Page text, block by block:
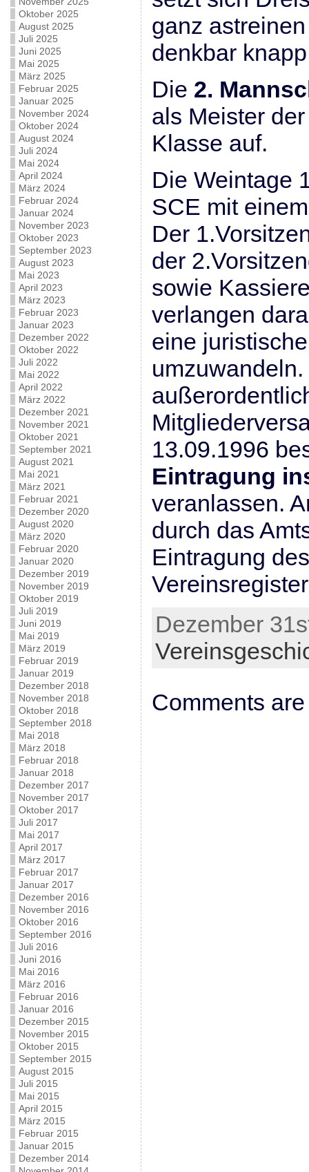
Oktober 2025
August 2025
Juli 2025
Juni 2025
Mai 2025
März 2025
Februar 2025
Januar 2025
November 2024
Oktober 2024
August 2024
Juli 2024
Mai 2024
April 2024
März 2024
Februar 2024
Januar 2024
November 2023
Oktober 2023
September 2023
August 2023
Mai 2023
April 2023
März 2023
Februar 2023
Januar 2023
Dezember 2022
Oktober 2022
Juli 2022
Mai 2022
April 2022
März 2022
Dezember 2021
November 2021
Oktober 2021
September 2021
August 2021
Mai 2021
März 2021
Februar 2021
Dezember 2020
August 2020
März 2020
Februar 2020
Januar 2020
Dezember 2019
November 2019
Oktober 2019
Juli 2019
Juni 2019
Mai 2019
März 2019
Februar 2019
Januar 2019
Dezember 2018
November 2018
Oktober 2018
September 2018
Mai 2018
März 2018
Februar 2018
Januar 2018
Dezember 2017
November 2017
Oktober 2017
Juli 2017
Mai 2017
April 2017
März 2017
Februar 2017
Januar 2017
Dezember 2016
November 2016
Oktober 2016
September 2016
Juli 2016
Juni 2016
Mai 2016
März 2016
Februar 2016
Januar 2016
Dezember 2015
November 2015
Oktober 2015
September 2015
August 2015
Juli 2015
Mai 2015
April 2015
März 2015
Februar 2015
Januar 2015
Dezember 2014
ganz
denkbar
Die 2.
als Meister
Klasse auf.
Die Weintage
SCE mit
Der
der
sowie
verlangen
eine
13.09.1996
Eintragung
veranlassen.
durch das
Eintragung
Dezember
Comments